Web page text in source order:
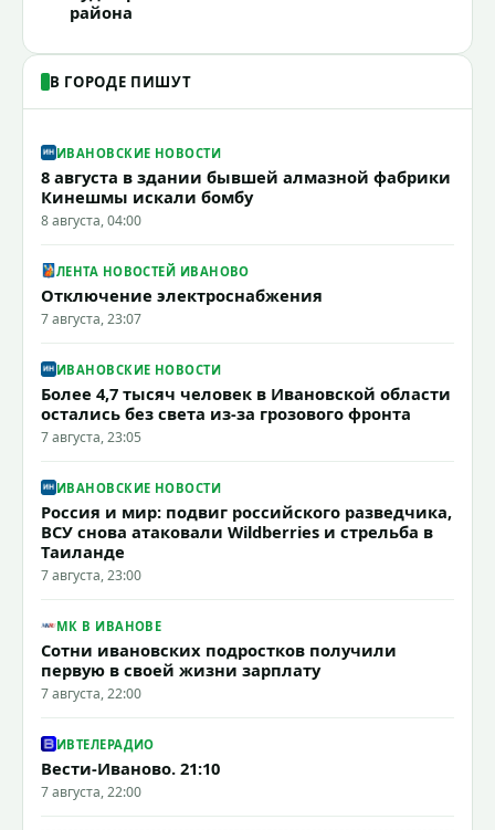
района
В ГОРОДЕ ПИШУТ
ИВАНОВСКИЕ НОВОСТИ
8 августа в здании бывшей алмазной фабрики
Кинешмы искали бомбу
8 августа, 04:00
ЛЕНТА НОВОСТЕЙ ИВАНОВО
Отключение электроснабжения
7 августа, 23:07
ИВАНОВСКИЕ НОВОСТИ
Более 4,7 тысяч человек в Ивановской области
остались без света из-за грозового фронта
7 августа, 23:05
ИВАНОВСКИЕ НОВОСТИ
Россия и мир: подвиг российского разведчика,
ВСУ снова атаковали Wildberries и стрельба в
Таиланде
7 августа, 23:00
МК В ИВАНОВЕ
Сотни ивановских подростков получили
первую в своей жизни зарплату
7 августа, 22:00
ИВТЕЛЕРАДИО
Вести-Иваново. 21:10
7 августа, 22:00